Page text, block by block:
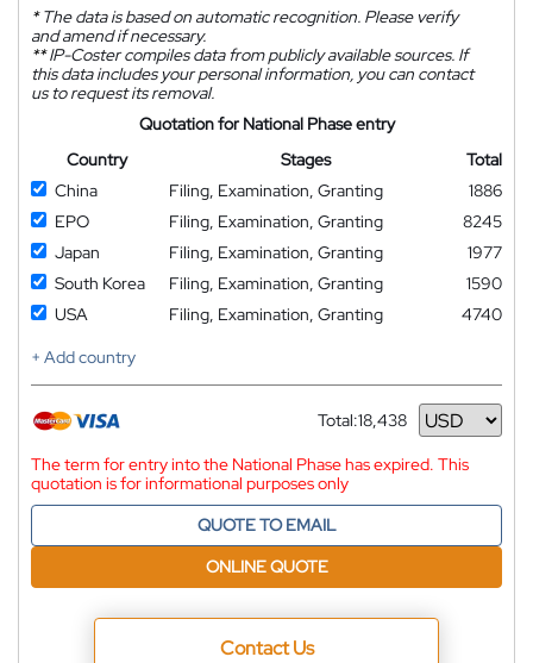
*The data is based on automatic recognition. Please verify
and amend if necessary.
**IP-Coster compiles data from publicly available sources. If
this data includes your personal information, you can contact
us to request its removal.
Quotation for National Phase entry
Country
Stages
Total
China
Filing, Examination, Granting
1886
EPO
Filing, Examination, Granting
8245
Japan
Filing, Examination, Granting
1977
South Korea
Filing, Examination, Granting
1590
USA
Filing, Examination, Granting
4740
+ Add country
Total:18,438
Currency
The term for entry into the National Phase has expired. This
quotation is for informational purposes only
QUOTE TO EMAIL
ONLINE QUOTE
Contact Us